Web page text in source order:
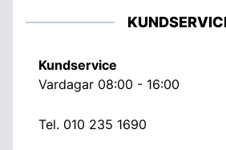
Kundservice
Vardagar 08:00 - 16:00
Tel. 010 235 1690